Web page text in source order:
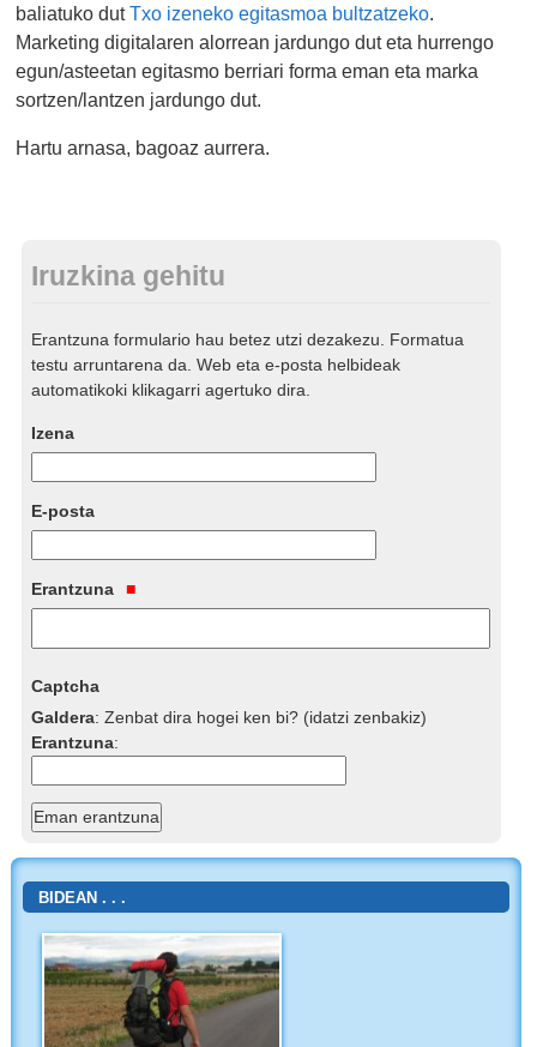
baliatuko dutTxo izeneko egitasmoa bultzatzeko.
Marketing digitalaren alorrean jardungo dut eta hurrengo
egun/asteetan egitasmo berriari forma eman eta marka
sortzen/lantzen jardungo dut.
Hartu arnasa, bagoaz aurrera.
Iruzkina gehitu
Erantzuna formulario hau betez utzi dezakezu. Formatua
testu arruntarena da. Web eta e-posta helbideak
automatikoki klikagarri agertuko dira.
Izena
E-posta
Erantzuna
Captcha
Galdera:Zenbat dira hogei ken bi? (idatzi zenbakiz)
Erantzuna:
BIDEAN . . .